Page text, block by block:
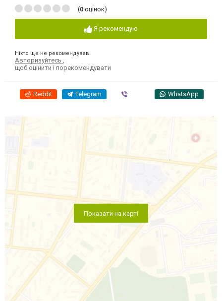
(0 оцінок)
Я рекомендую
Ніхто ще не рекомендував
Авторизуйтесь
щоб оцінити і порекомендувати
Reddit Telegram WhatsApp
Показати на карті